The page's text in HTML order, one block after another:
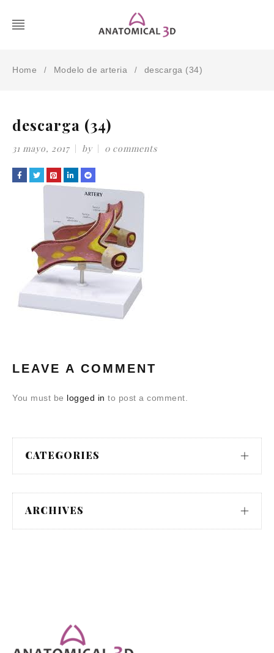
Home / Modelo de arteria / descarga (34)
descarga (34)
31 mayo, 2017 by 0 comments
LEAVE A COMMENT
You must be logged in to post a comment.
CATEGORIES
ARCHIVES